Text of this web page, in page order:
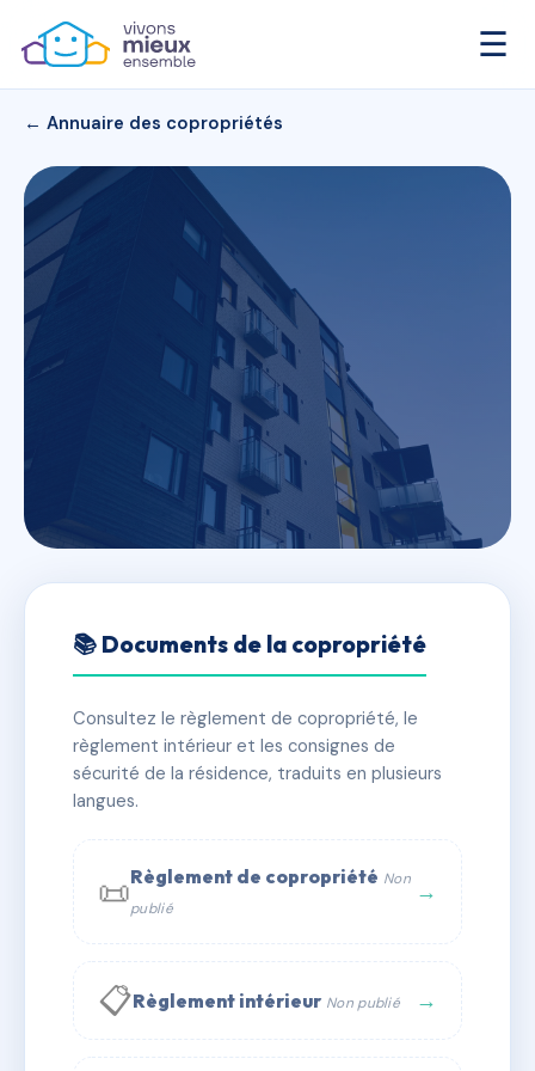
☰
← Annuaire des copropriétés
28 SAINT BERNARD
✓ Immatriculée 🏠 8 lots 🏗 1 bâtiment(s)
📞 Contacter Syndic Digital
📚 Documents de la copropriété
Consultez le règlement de copropriété, le
règlement intérieur et les consignes de
sécurité de la résidence, traduits en plusieurs
langues.
📜Règlement de copropriété Non
publié
→
📋Règlement intérieur Non publié →